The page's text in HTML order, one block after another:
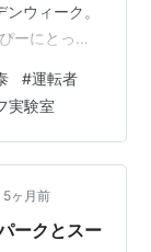
ウィーク。
ーにとっ
、お店は動
ィークにの
せんでし
末で一つの区
相談室」に
#運転者
実験室
5ヶ月前
ークとスー